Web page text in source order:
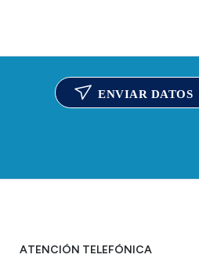
ENVIAR DATOS
ATENCIÓN TELEFÓNICA